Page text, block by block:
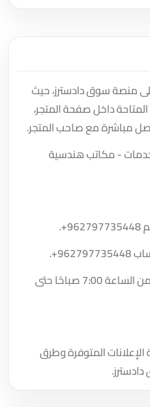
منصة سوق دادسترز، حيث
داخل صفحة المتجر،
مباشرة مع صاحب المتجر.
- مكاتب هندسية
+962797735448
.
+962797735448
.
أوقات العمل: جميع أيام الأسبوع من الساعة 7:00 صباحًا حتى
المتوفرة وطرق